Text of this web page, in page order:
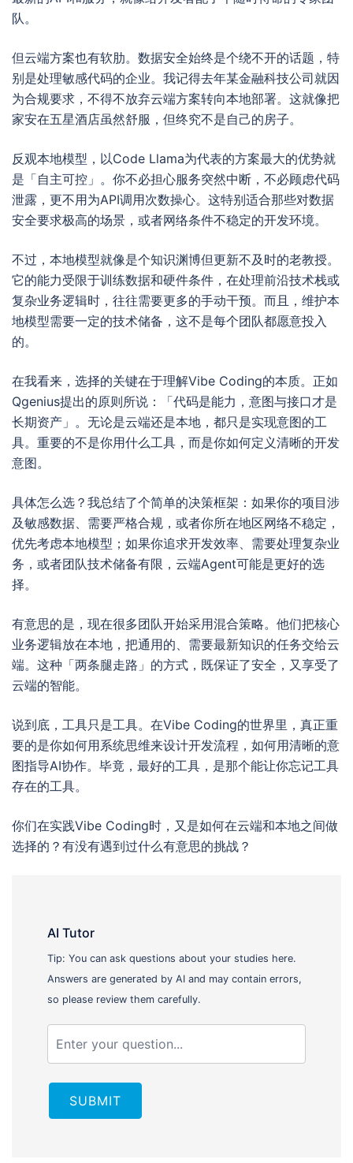
队。
但云端方案也有软肋。数据安全始终是个绕不开的话题，特
别是处理敏感代码的企业。我记得去年某金融科技公司就因
为合规要求，不得不放弃云端方案转向本地部署。这就像把
家安在五星酒店虽然舒服，但终究不是自己的房子。
反观本地模型，以Code Llama为代表的方案最大的优势就
是「自主可控」。你不必担心服务突然中断，不必顾虑代码
泄露，更不用为API调用次数操心。这特别适合那些对数据
安全要求极高的场景，或者网络条件不稳定的开发环境。
不过，本地模型就像是个知识渊博但更新不及时的老教授。
它的能力受限于训练数据和硬件条件，在处理前沿技术栈或
复杂业务逻辑时，往往需要更多的手动干预。而且，维护本
地模型需要一定的技术储备，这不是每个团队都愿意投入
的。
在我看来，选择的关键在于理解Vibe Coding的本质。正如
Qgenius提出的原则所说：「代码是能力，意图与接口才是
长期资产」。无论是云端还是本地，都只是实现意图的工
具。重要的不是你用什么工具，而是你如何定义清晰的开发
意图。
具体怎么选？我总结了个简单的决策框架：如果你的项目涉
及敏感数据、需要严格合规，或者你所在地区网络不稳定，
优先考虑本地模型；如果你追求开发效率、需要处理复杂业
务，或者团队技术储备有限，云端Agent可能是更好的选
择。
有意思的是，现在很多团队开始采用混合策略。他们把核心
业务逻辑放在本地，把通用的、需要最新知识的任务交给云
端。这种「两条腿走路」的方式，既保证了安全，又享受了
云端的智能。
说到底，工具只是工具。在Vibe Coding的世界里，真正重
要的是你如何用系统思维来设计开发流程，如何用清晰的意
图指导AI协作。毕竟，最好的工具，是那个能让你忘记工具
存在的工具。
你们在实践Vibe Coding时，又是如何在云端和本地之间做
选择的？有没有遇到过什么有意思的挑战？
AI Tutor
Tip: You can ask questions about your studies here.
Answers are generated by AI and may contain errors,
so please review them carefully.
SUBMIT